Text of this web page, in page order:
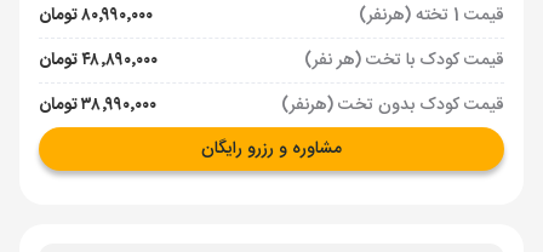
قیمت 1 تخته (هرنفر)
۸۰٬۹۹۰٬۰۰۰ تومان
قیمت کودک با تخت (هر نفر)
۴۸٬۸۹۰٬۰۰۰ تومان
قیمت کودک بدون تخت (هرنفر)
۳۸٬۹۹۰٬۰۰۰ تومان
مشاوره و رزرو رایگان